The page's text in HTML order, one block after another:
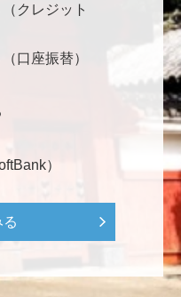
魚、美味しい日本
了している これから
身、日本米を子供た
産研究教育基金>
ている壮大な発掘調
も参加しているよう
ヴィアーナ発掘調査
クレジット
口座振替）
）